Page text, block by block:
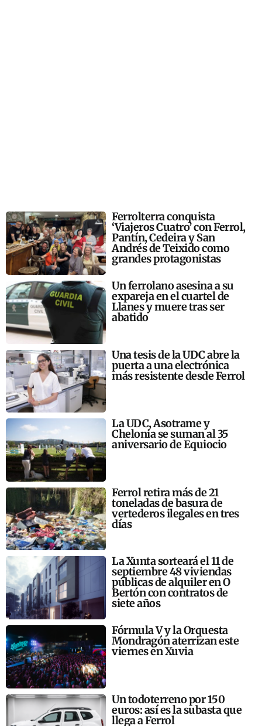
Ferrolterra conquista
‘Viajeros Cuatro’ con Ferrol,
Pantín, Cedeira y San
Andrés de Teixido como
grandes protagonistas
Un ferrolano asesina a su
expareja en el cuartel de
Llanes y muere tras ser
abatido
Una tesis de la UDC abre la
puerta a una electrónica
más resistente desde Ferrol
La UDC, Asotrame y
Chelonia se suman al 35
aniversario de Equiocio
Ferrol retira más de 21
toneladas de basura de
vertederos ilegales en tres
días
La Xunta sorteará el 11 de
septiembre 48 viviendas
públicas de alquiler en O
Bertón con contratos de
siete años
Fórmula V y la Orquesta
Mondragón aterrizan este
viernes en Xuvia
Un todoterreno por 150
euros: así es la subasta que
llega a Ferrol